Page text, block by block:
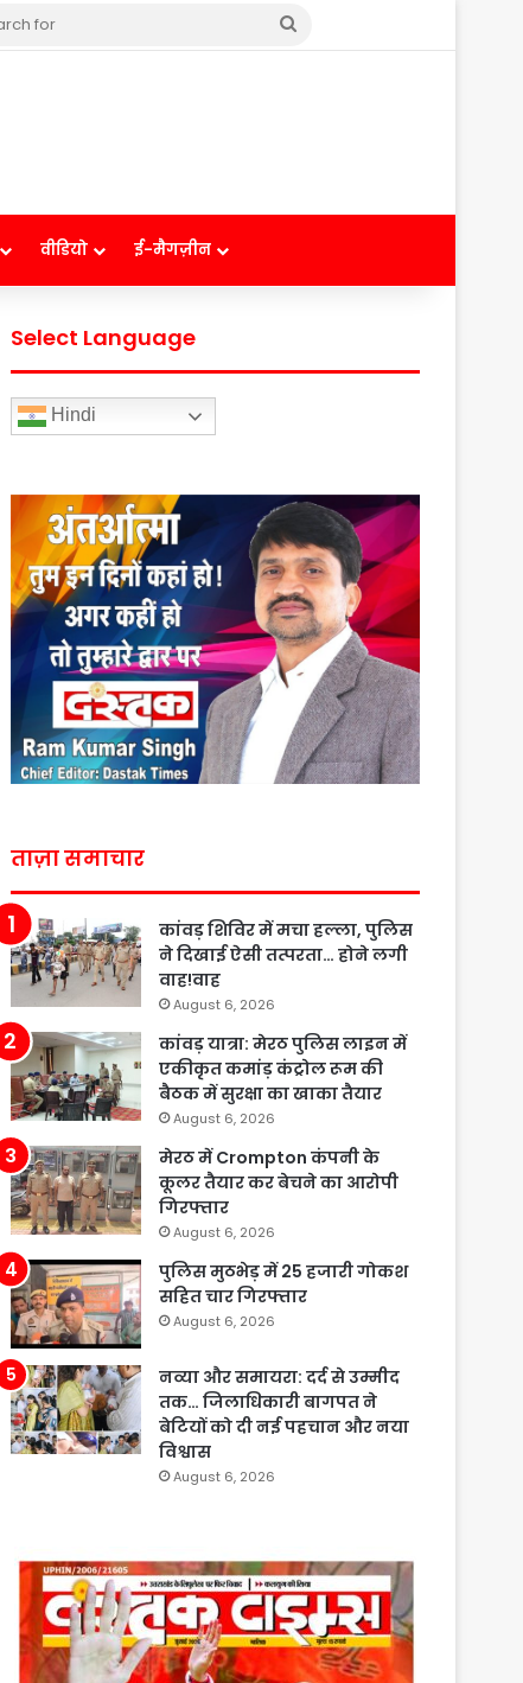
वीडियो ई-मैगज़ीन
Select Language
Hindi
ताज़ा समाचार
कांवड़ शिविर में मचा हल्ला, पुलिस
ने दिखाई ऐसी तत्परता… होने लगी
वाह!वाह
August 6, 2026
कांवड़ यात्रा: मेरठ पुलिस लाइन में
एकीकृत कमांड़ कंट्रोल रूम की
बैठक में सुरक्षा का खाका तैयार
August 6, 2026
मेरठ में Crompton कंपनी के
कूलर तैयार कर बेचने का आरोपी
गिरफ्तार
August 6, 2026
पुलिस मुठभेड़ में 25 हजारी गोकश
सहित चार गिरफ्तार
August 6, 2026
नव्या और समायरा: दर्द से उम्मीद
तक… जिलाधिकारी बागपत ने
बेटियों को दी नई पहचान और नया
विश्वास
August 6, 2026